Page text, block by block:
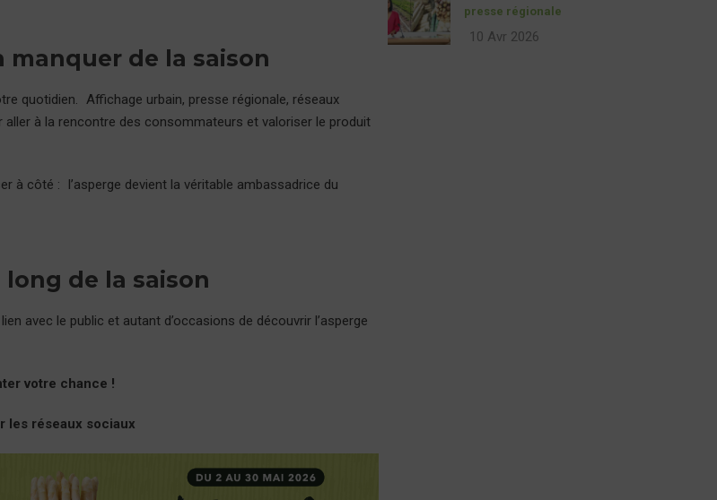
de la saison
quotidien. Affichage urbain, presse régionale, réseaux
à la rencontre des consommateurs et valoriser le produit
à côté : l’asperge devient la véritable ambassadrice du
de la saison
avec le public et autant d’occasions de découvrir l’asperge
votre chance !
les réseaux sociaux
presse régionale
10 Avr 2026